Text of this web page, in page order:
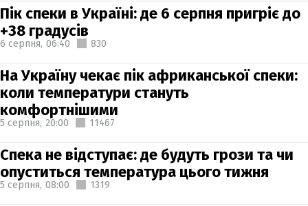
Пік спеки в Україні: де 6 серпня пригріє до
+38 градусів
6 серпня, 06:40 830
На Україну чекає пік африканської спеки:
коли температури стануть
комфортнішими
5 серпня, 20:00 11467
Спека не відступає: де будуть грози та чи
опуститься температура цього тижня
5 серпня, 08:00 1319